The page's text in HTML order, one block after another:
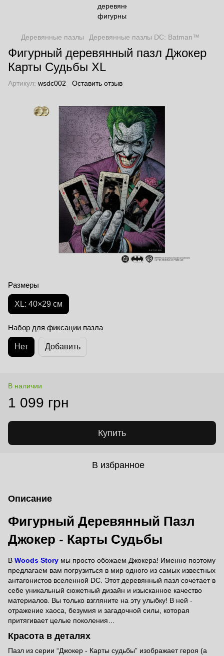
Деревянные пазлы Деревянные пазлы DC: Batman™
Фигурный деревянный пазл Джокер
Карты Судьбы XL
Артикул: wsdc002 Оставить отзыв
Размеры
XL: 40×29 см
Набор для фиксации пазла
Нет Добавить
В наличии
1 099 грн
Купить
В избранное
Описание
Фигурный Деревянный Пазл
Джокер - Карты Судьбы
В Woods Story мы просто обожаем Джокера! Именно поэтому
предлагаем вам погрузиться в мир одного из самых известных
антагонистов вселенной DC. Этот деревянный пазл сочетает в
себе уникальный сюжетный дизайн и изысканное качество
материалов. Вы только взгляните на эту улыбку! В ней -
отражение хаоса, безумия и загадочной силы, которая
притягивает целые поколения…
Красота в деталях
Пазл из серии “Джокер - Карты судьбы” изображает героя (а